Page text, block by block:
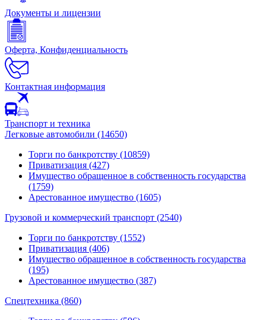
Документы и лицензии
Оферта, Конфиденциальность
Контактная информация
Транспорт и техника
Легковые автомобили (14650)
Торги по банкротству (10859)
Приватизация (427)
Имущество обращенное в собственность государства
(1759)
Арестованное имущество (1605)
Грузовой и коммерческий транспорт (2540)
Торги по банкротству (1552)
Приватизация (406)
Имущество обращенное в собственность государства
(195)
Арестованное имущество (387)
Спецтехника (860)